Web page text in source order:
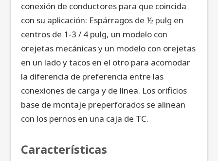
conexión de conductores para que coincida
con su aplicación: Espárragos de ½ pulg en
centros de 1-3 / 4 pulg, un modelo con
orejetas mecánicas y un modelo con orejetas
en un lado y tacos en el otro para acomodar
la diferencia de preferencia entre las
conexiones de carga y de línea. Los orificios
base de montaje preperforados se alinean
con los pernos en una caja de TC.
Características